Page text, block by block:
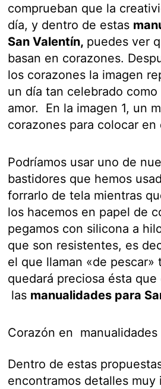
comprueban que la
día, y dentro de estas
San Valentín, puedes ver
basan en corazones.
los corazones la imagen
un día tan celebrado
amor. En la imagen 1, un
corazones para colocar en
Podríamos usar uno de
bastidores que hemos
forrarlo de tela mientras
los hacemos en papel de
pegamos con silicona a
que son resistentes, es
el que llaman «de
quedará preciosa ésta que
las manualidades para
Corazón en manualidades
Dentro de estas
encontramos detalles muy